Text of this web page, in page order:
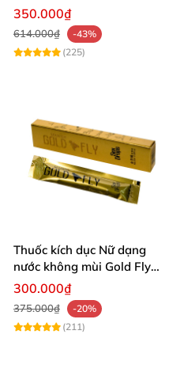
quyến rũ sâu
350.000₫
614.000₫
-43%
(225)
Thuốc kích dục Nữ dạng
nước không mùi Gold Fly
ruồi vàng Tây Ban Nha
300.000₫
375.000₫
-20%
(211)